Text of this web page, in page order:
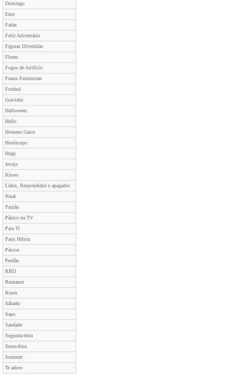
Domingo
Emo
Fadas
Feliz Aniversário
Figuras Divertidas
Flores
Fogos de Artifício
Frases Feministas
Futebol
Gravidez
Halloween
Hello
Homens Gatos
Horóscopo
Hugs
Inveja
Kisses
Lidos, Respondidos e apagados
Natal
Paixão
Pânico na TV
Para Ti
Paris Hilton
Páscoa
Perdão
RBD
Romance
Roses
Sábado
Sapo
Saudade
Segunda-feira
Sexta-feira
Summer
Te adoro